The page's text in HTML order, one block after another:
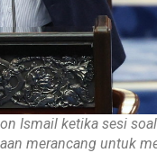
Ismail ketika sesi
merancang untuk